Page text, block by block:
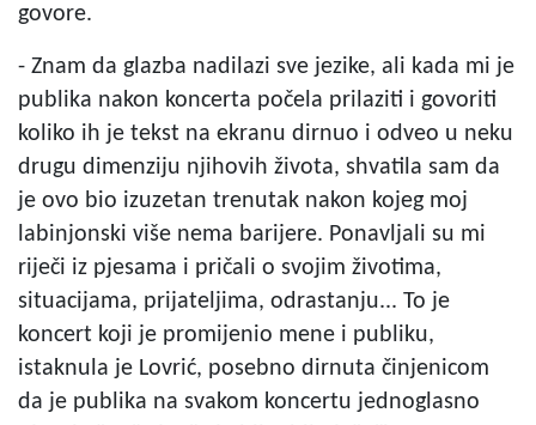
govore.
- Znam da glazba nadilazi sve jezike, ali kada mi je
publika nakon koncerta počela prilaziti i govoriti
koliko ih je tekst na ekranu dirnuo i odveo u neku
drugu dimenziju njihovih života, shvatila sam da
je ovo bio izuzetan trenutak nakon kojeg moj
labinjonski više nema barijere. Ponavljali su mi
riječi iz pjesama i pričali o svojim životima,
situacijama, prijateljima, odrastanju... To je
koncert koji je promijenio mene i publiku,
istaknula je Lovrić, posebno dirnuta činjenicom
da je publika na svakom koncertu jednoglasno